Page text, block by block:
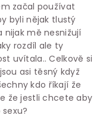
začal používat
byli nějak tlustý
nijak mě nesnižují
rozdíl ale ty
uvítala.. Celkově si
asi těsný když
kdo říkají že
že jestli chcete aby